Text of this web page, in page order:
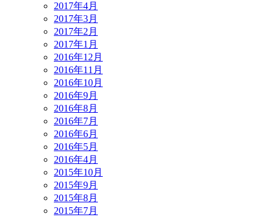
2017年4月
2017年3月
2017年2月
2017年1月
2016年12月
2016年11月
2016年10月
2016年9月
2016年8月
2016年7月
2016年6月
2016年5月
2016年4月
2015年10月
2015年9月
2015年8月
2015年7月